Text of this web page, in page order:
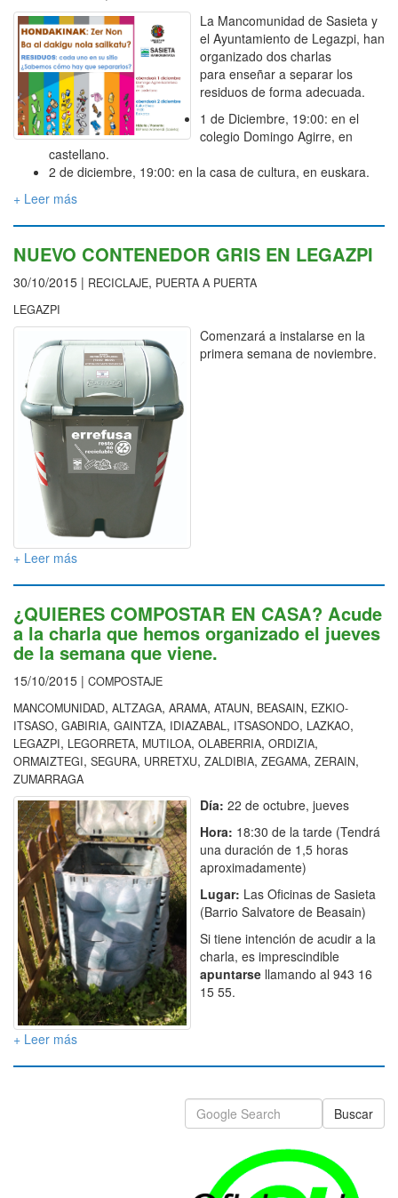
La Mancomunidad de Sasieta y
el Ayuntamiento de Legazpi, han
organizado dos charlas
para enseñar a separar los
residuos de forma adecuada.
1 de Diciembre, 19:00: en el
colegio Domingo Agirre, en
castellano.
2 de diciembre, 19:00: en la casa de cultura, en euskara.
+ Leer más
NUEVO CONTENEDOR GRIS EN LEGAZPI
30/10/2015 | RECICLAJE, PUERTA A PUERTA
LEGAZPI
Comenzará a instalarse en la
primera semana de noviembre.
+ Leer más
¿QUIERES COMPOSTAR EN CASA? Acude
a la charla que hemos organizado el jueves
de la semana que viene.
15/10/2015 | COMPOSTAJE
MANCOMUNIDAD, ALTZAGA, ARAMA, ATAUN, BEASAIN, EZKIO-
ITSASO, GABIRIA, GAINTZA, IDIAZABAL , ITSASONDO, LAZKAO,
LEGAZPI, LEGORRETA, MUTILOA, OLABERRIA, ORDIZIA,
ORMAIZTEGI, SEGURA, URRETXU, ZALDIBIA, ZEGAMA, ZERAIN,
ZUMARRAGA
Día: 22 de octubre, jueves
Hora: 18:30 de la tarde (Tendrá
una duración de 1,5 horas
aproximadamente)
Lugar: Las Oficinas de Sasieta
(Barrio Salvatore de Beasain)
Si tiene intención de acudir a la
charla, es imprescindible
apuntarse llamando al 943 16
15 55.
+ Leer más
Buscar